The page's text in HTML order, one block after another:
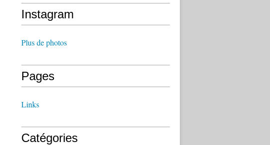
Instagram
Plus de photos
Pages
Links
Catégories